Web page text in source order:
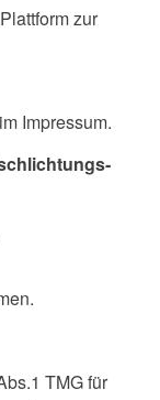
zur
Impressum.
TMG für